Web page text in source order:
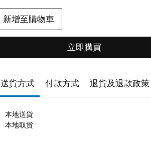
新增至購物車
立即購買
送貨方式 付款方式 退貨及退款政策
本地送貨
本地取貨